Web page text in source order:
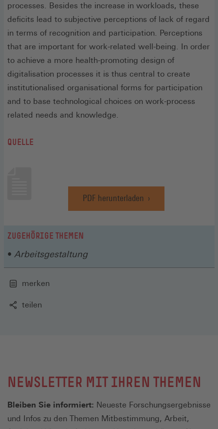
processes. Besides the increase in workloads, these
deficits lead to subjective perceptions of lack of regard
in terms of recognition and participation. Perceptions
that are important for work-related well-being. In order
to achieve a more health-promoting design of
digitalisation processes it is thus central to create
institutionalised organisational forms for participation
and to base technological choices on work-process
related needs and knowledge.
QUELLE
PDF herunterladen
(Öffnet
in
ZUGEHÖRIGE THEMEN
Arbeitsgestaltung
merken
teilen
NEWSLETTER MIT IHREN THEMEN
Bleiben Sie informiert: Neueste Forschungsergebnisse
und Infos zu den Themen Mitbestimmung, Arbeit,